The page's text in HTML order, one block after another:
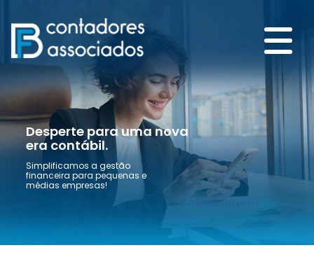
Desperte para uma nova
era contábil.
Simplificamos a gestão
financeira para pequenas e
médias empresas!